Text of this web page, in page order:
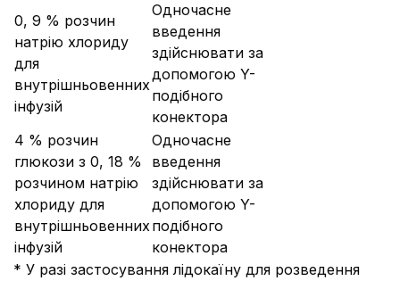
0, 9 % розчин
натрію хлориду
для
внутрішньовенних
інфузій
Одночасне
введення
здійснювати за
допомогою Y-
подібного
конектора
4 % розчин
глюкози з 0, 18 %
розчином натрію
хлориду для
внутрішньовенних
інфузій
Одночасне
введення
здійснювати за
допомогою Y-
подібного
конектора
* У разі застосування лідокаїну для розведення